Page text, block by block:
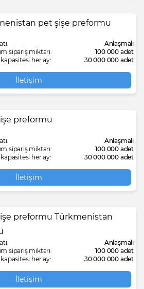
pet şişe preformu
Anlaşmalı
sipariş miktarı:
100 000 adet
her ay:
30 000 000 adet
İletişim
preformu
Anlaşmalı
sipariş miktarı:
100 000 adet
her ay:
30 000 000 adet
İletişim
preformu Türkmenistan
Anlaşmalı
sipariş miktarı:
100 000 adet
her ay:
30 000 000 adet
İletişim